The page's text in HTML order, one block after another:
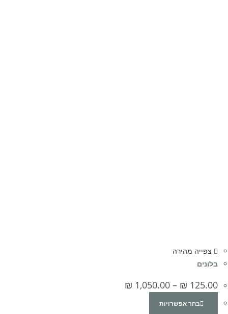
צפייה מהירה
בלונים
₪ 125.00
–
₪ 1,050.00
בחר אפשרויות